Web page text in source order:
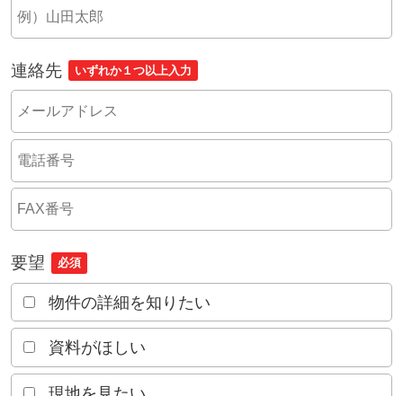
連絡先 いずれか１つ以上入力
要望 必須
物件の詳細を知りたい
資料がほしい